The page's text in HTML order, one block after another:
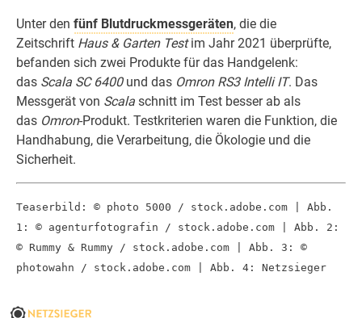
Unter den fünf Blutdruckmessgeräten, die die
Zeitschrift Haus & Garten Testim Jahr 2021 überprüfte,
befanden sich zwei Produkte für das Handgelenk:
das Scala SC 6400und das Omron RS3 Intelli IT. Das
Messgerät von Scala schnitt im Test besser ab als
das Omron-Produkt. Testkriterien waren die Funktion, die
Handhabung, die Verarbeitung, die Ökologie und die
Sicherheit.
Teaserbild: © photo 5000 / stock.adobe.com | Abb.
1: © agenturfotografin / stock.adobe.com | Abb. 2:
© Rummy & Rummy / stock.adobe.com | Abb. 3: ©
photowahn / stock.adobe.com | Abb. 4: Netzsieger